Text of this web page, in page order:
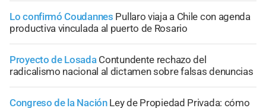
Lo confirmó Coudannes Pullaro viaja a Chile con agenda
productiva vinculada al puerto de Rosario
Proyecto de Losada Contundente rechazo del
radicalismo nacional al dictamen sobre falsas denuncias
Congreso de la Nación Ley de Propiedad Privada: cómo